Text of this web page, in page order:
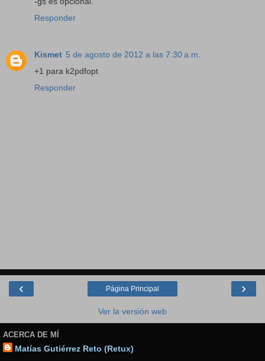
Responder
Kismet 5 de agosto de 2012 a las 7:30 a.m.
+1 para k2pdfopt
Responder
‹ ›
Página Principal
Ver la versión web
ACERCA DE MÍ
Matías Gutiérrez Reto (Retux)